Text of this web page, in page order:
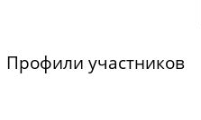
Профили участников